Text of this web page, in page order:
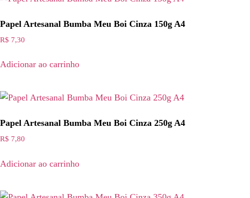
Papel Artesanal Bumba Meu Boi Cinza 150g A4
R$ 7,30
Adicionar ao carrinho
Papel Artesanal Bumba Meu Boi Cinza 250g A4
R$ 7,80
Adicionar ao carrinho